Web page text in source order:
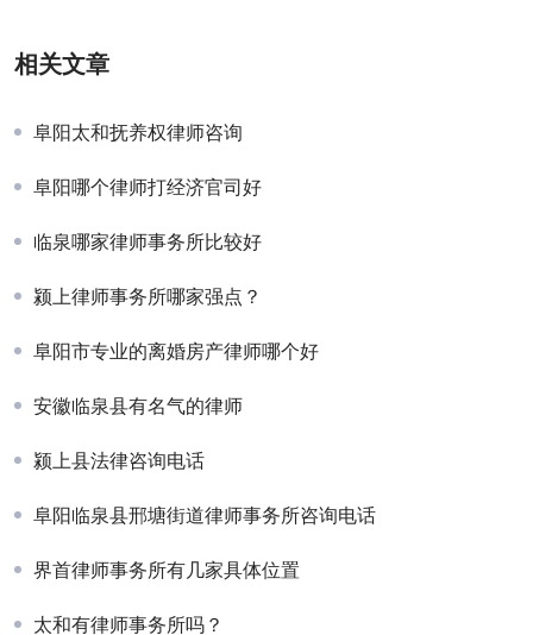
相关文章
阜阳太和抚养权律师咨询
阜阳哪个律师打经济官司好
临泉哪家律师事务所比较好
颍上律师事务所哪家强点？
阜阳市专业的离婚房产律师哪个好
安徽临泉县有名气的律师
颍上县法律咨询电话
阜阳临泉县邢塘街道律师事务所咨询电话
界首律师事务所有几家具体位置
太和有律师事务所吗？